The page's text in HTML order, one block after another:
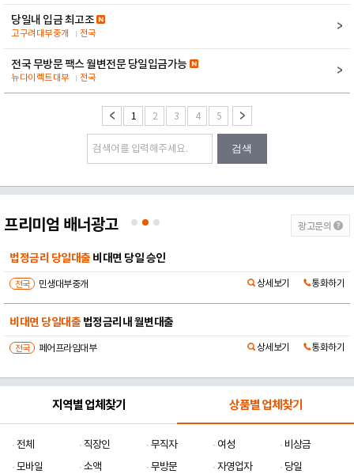
당일내 입금 최고조
고구려대부중개 전국
전국 무방문 팩스 월변전문 당일입금가능
뉴다이렉트대부 전국
1 2 3 4 5
검색
프리미엄 배너광고 광고문의
법정금리 당일대출 비대면 당일 승인
전국 민생대부중개 상세보기 통화하기
비대면 당일대출 법정금리내 월변대출
전국 페어프라임대부 상세보기 통화하기
지역별 업체찾기 상품별 업체찾기
전체 직장인 무직자 여성
비상금
모바일
소액 무방문 자영업자
당일